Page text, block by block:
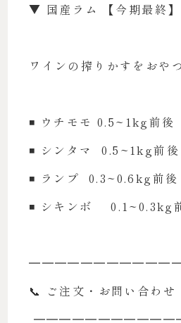
▼ 国産ラム 【今期最終】
ワインの搾りかすをおや
◾️ ウチモモ 0.5~1kg前後
◾️ シンタマ 0.5~1kg前後
◾️ ランプ 0.3~0.6kg前後
◾️ シキンボ 0.1~0.3kg
📞 ご注文・お問い合わせ